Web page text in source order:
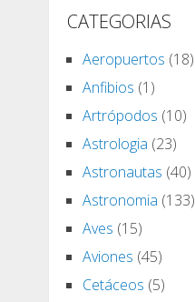
CATEGORIAS
Aeropuertos (18)
Anfibios (1)
Artrópodos (10)
Astrologia (23)
Astronautas (40)
Astronomia (133)
Aves (15)
Aviones (45)
Cetáceos (5)